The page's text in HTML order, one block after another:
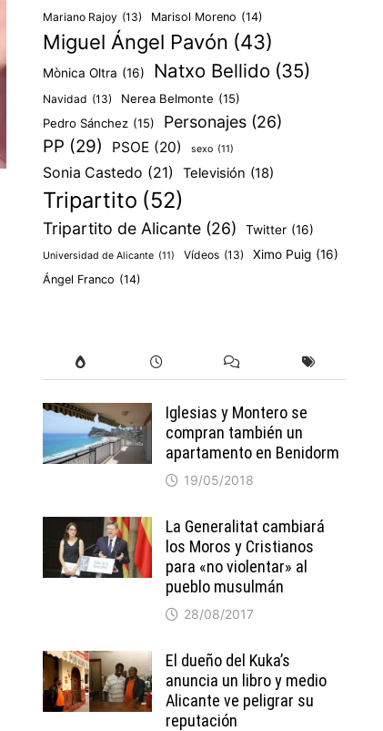
Mariano Rajoy (13) Marisol Moreno (14)
Miguel Ángel Pavón (43)
Mònica Oltra (16) Natxo Bellido (35)
Navidad (13) Nerea Belmonte (15)
Pedro Sánchez (15) Personajes (26)
PP (29) PSOE (20) sexo (11)
Sonia Castedo (21) Televisión (18)
Tripartito (52)
Tripartito de Alicante (26) Twitter (16)
Universidad de Alicante (11) Vídeos (13) Ximo Puig (16)
Ángel Franco (14)
Iglesias y Montero se
compran también un
apartamento en Benidorm
19/05/2018
La Generalitat cambiará
los Moros y Cristianos
para «no violentar» al
pueblo musulmán
28/08/2017
El dueño del Kuka’s
anuncia un libro y medio
Alicante ve peligrar su
reputación